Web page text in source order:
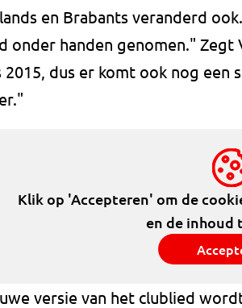
en Brabants veranderd
onder handen genomen." Zegt
2015, dus er komt ook nog een
Klik op 'Accepteren' om de
en de inhoud
versie van het clublied